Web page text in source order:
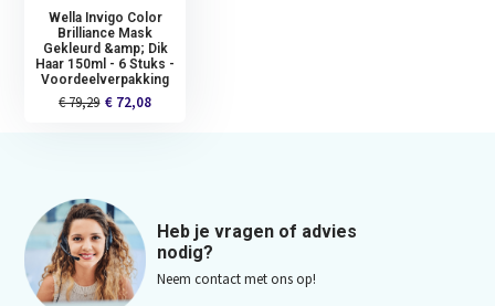
Wella Invigo Color
Brilliance Mask
Gekleurd &amp; Dik
Haar 150ml - 6 Stuks -
Voordeelverpakking
€ 79,29 € 72,08
Heb je vragen of advies
nodig?
Neem contact met ons op!